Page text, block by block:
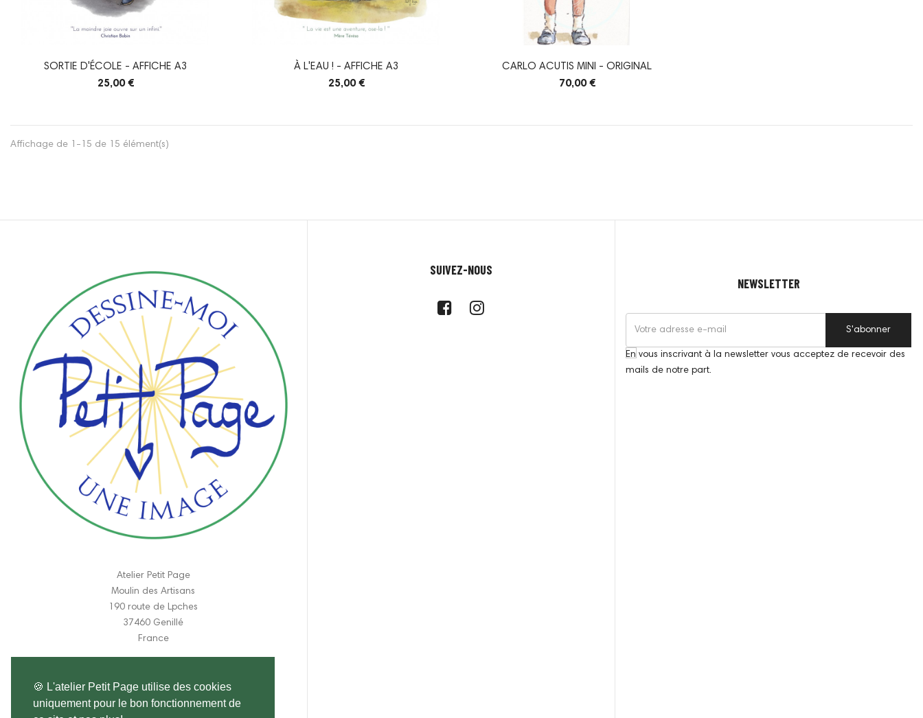
🍪 L'atelier Petit Page utilise des cookies
uniquement pour le bon fonctionnement de
SORTIE D'ÉCOLE - AFFICHE A3
25,00 €
À L'EAU ! - AFFICHE A3
25,00 €
CARLO ACUTIS MINI - ORIGINAL
70,00 €
Affichage de 1-15 de 15 élément(s)
Atelier Petit Page
Moulin des Artisans
190 route de Lpches
37460 Genillé
France
atelier.petitpage@gmail.com
SUIVEZ-NOUS
NEWSLETTER
S'abonner
En vous inscrivant à la newsletter vous acceptez de recevoir des
mails de notre part.